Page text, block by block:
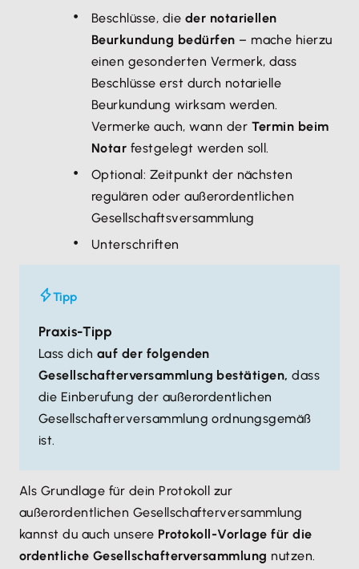
Beschlüsse, die der notariellen
Beurkundung bedürfen – mache hierzu
einen gesonderten Vermerk, dass
Beschlüsse erst durch notarielle
Beurkundung wirksam werden.
Vermerke auch, wann der Termin beim
Notar festgelegt werden soll.
Optional: Zeitpunkt der nächsten
regulären oder außerordentlichen
Gesellschaftsversammlung
Unterschriften
Tipp
Praxis-Tipp
Lass dich auf der folgenden
Gesellschafterversammlung bestätigen, dass
die Einberufung der außerordentlichen
Gesellschafterversammlung ordnungsgemäß
ist.
Als Grundlage für dein Protokoll zur
außerordentlichen Gesellschafterversammlung
kannst du auch unsere Protokoll-Vorlage für die
ordentliche Gesellschafterversammlung nutzen.